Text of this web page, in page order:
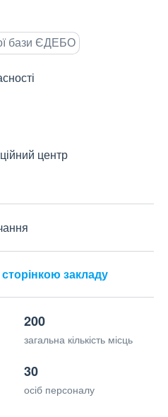
бази ЄДЕБО
центр
закладу
200
загальна кількість місць
30
осіб персоналу